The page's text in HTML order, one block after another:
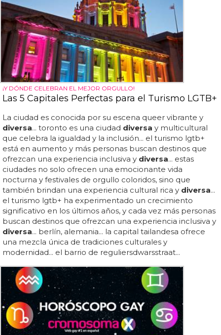
¡Y DÓNDE CELEBRAN EL MEJOR ORGULLO!
Las 5 Capitales Perfectas para el Turismo LGTB+
La ciudad es conocida por su escena queer vibrante y
diversa... toronto es una ciudad diversa y multicultural
que celebra la igualdad y la inclusión... el turismo lgtb+
está en aumento y más personas buscan destinos que
ofrezcan una experiencia inclusiva y diversa... estas
ciudades no solo ofrecen una emocionante vida
nocturna y festivales de orgullo coloridos, sino que
también brindan una experiencia cultural rica y diversa...
el turismo lgtb+ ha experimentado un crecimiento
significativo en los últimos años, y cada vez más personas
buscan destinos que ofrezcan una experiencia inclusiva y
diversa... berlín, alemania... la capital tailandesa ofrece
una mezcla única de tradiciones culturales y
modernidad... el barrio de reguliersdwarsstraat...